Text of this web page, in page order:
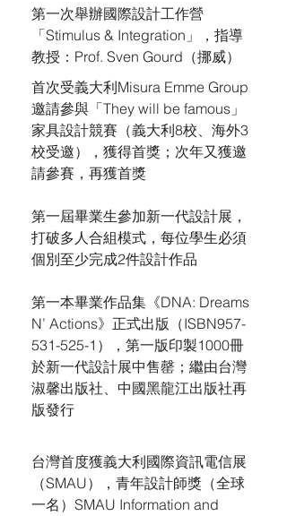
第一次舉辦國際設計工作營
「Stimulus & Integration」，指導
教授：Prof. Sven Gourd（挪威）
首次受義大利Misura Emme Group
邀請參與「They will be famous」
家具設計競賽（義大利8校、海外3
校受邀），獲得首獎；次年又獲邀
請參賽，再獲首獎
第一屆畢業生參加新一代設計展，
打破多人合組模式，每位學生必須
個別至少完成2件設計作品
第一本畢業作品集《DNA: Dreams
N’ Actions》正式出版（ISBN957-
531-525-1），第一版印製1000冊
於新一代設計展中售罄；繼由台灣
淑馨出版社、中國黑龍江出版社再
版發行
台灣首度獲義大利國際資訊電信展
（SMAU），青年設計師獎（全球
一名）SMAU Information and